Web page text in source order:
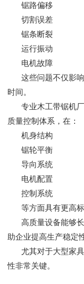
锯路偏移
切割误差
锯条断裂
运行振动
电机故障
这些问题不仅影
时间。
专业木工带锯机
质量控制体系，在：
机身结构
锯轮平衡
导向系统
电机配置
控制系统
等方面具有更高标
高质量设备能够
助企业提高生产稳定
尤其对于大型家
性非常关键。